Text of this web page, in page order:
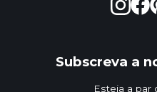
Subscreva a
Esteja a par